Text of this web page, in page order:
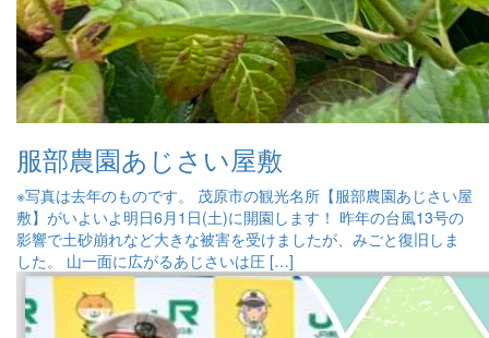
服部農園あじさい屋敷
※写真は去年のものです。 茂原市の観光名所【服部農園あじさい屋
敷】がいよいよ明日6月1日(土)に開園します！ 昨年の台風13号の
影響で土砂崩れなど大きな被害を受けましたが、みごと復旧しま
した。 山一面に広がるあじさいは圧 […]